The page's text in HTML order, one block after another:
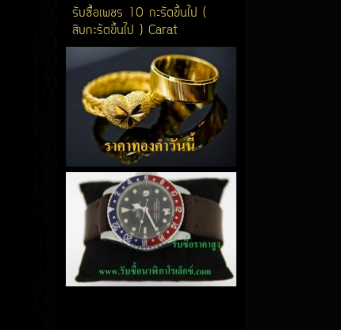
รับซื้อเพชร 10 กะรัตขึ้นไป (
สิบกะรัตขึ้นไป ) Carat